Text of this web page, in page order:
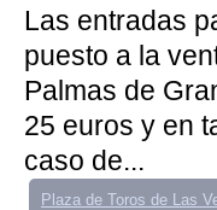
Las entradas
puesto a la
Palmas de
25 euros y en
caso de...
Plaza de Toros de Las